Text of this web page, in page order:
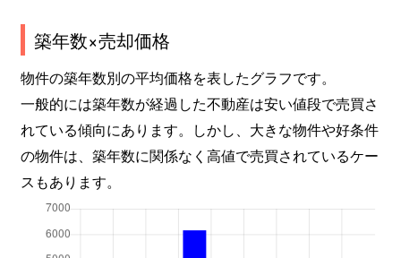
築年数×売却価格
物件の築年数別の平均価格を表したグラフです。
一般的には築年数が経過した不動産は安い値段で売買さ
れている傾向にあります。しかし、大きな物件や好条件
の物件は、築年数に関係なく高値で売買されているケー
スもあります。